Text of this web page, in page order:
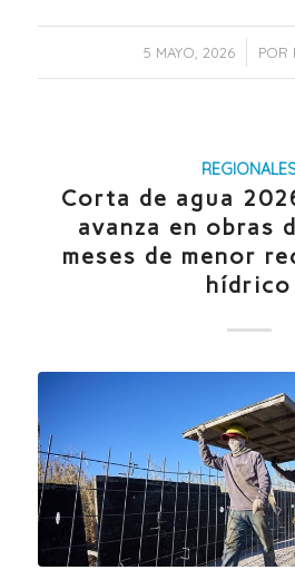
5 MAYO, 2026
/ POR
Corta de agua
avanza en obras
meses de menor
hídrico